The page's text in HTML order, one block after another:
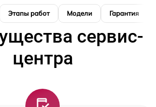
Этапы работ Модели Гарантия
сервис-
центра